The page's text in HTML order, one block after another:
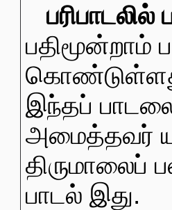
பதிமூன்றாம்
இந்தப்
அமைத்தவர்
திருமாலைப்
பாடல் இது.